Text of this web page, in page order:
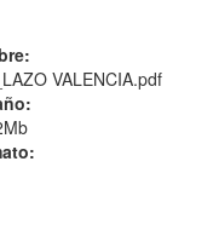
VALENCIA.pdf